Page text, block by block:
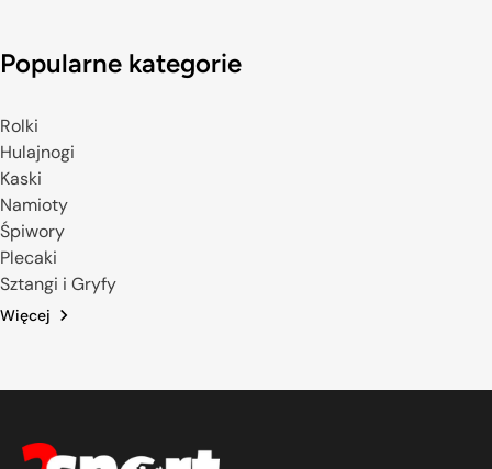
Popularne kategorie
Rolki
Hulajnogi
Kaski
Namioty
Śpiwory
Plecaki
Sztangi i Gryfy
Więcej